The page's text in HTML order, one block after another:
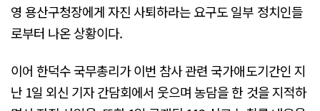
영 용산구청장에게 자진 사퇴하라는 요구도 일부 정치인들
로부터 나온 상황이다.
이어 한덕수 국무총리가 이번 참사 관련 국가애도기간인 지
난 1일 외신 기자 간담회에서 웃으며 농담을 한 것을 지적하